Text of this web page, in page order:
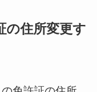
の住所変更す